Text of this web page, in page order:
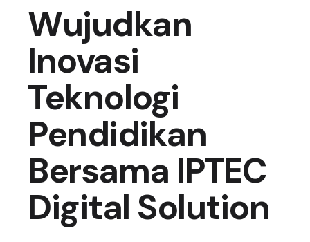
Wujudkan
Inovasi
Teknologi
Pendidikan
Bersama IPTEC
Digital Solution